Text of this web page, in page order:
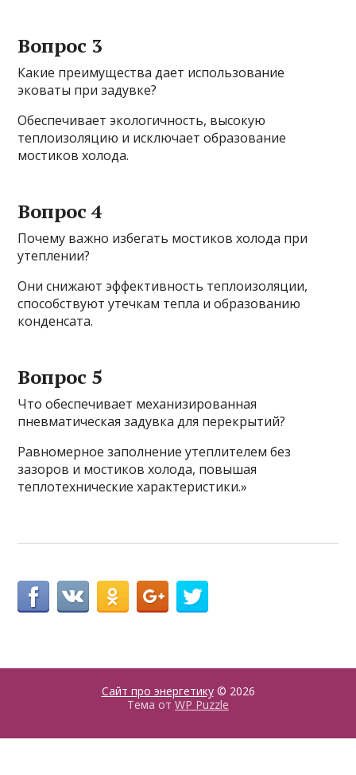
Вопрос 3
Какие преимущества дает использование
эковаты при задувке?
Обеспечивает экологичность, высокую
теплоизоляцию и исключает образование
мостиков холода.
Вопрос 4
Почему важно избегать мостиков холода при
утеплении?
Они снижают эффективность теплоизоляции,
способствуют утечкам тепла и образованию
конденсата.
Вопрос 5
Что обеспечивает механизированная
пневматическая задувка для перекрытий?
Равномерное заполнение утеплителем без
зазоров и мостиков холода, повышая
теплотехнические характеристики.»
Сайт про энергетику© 2026
Тема от WP Puzzle